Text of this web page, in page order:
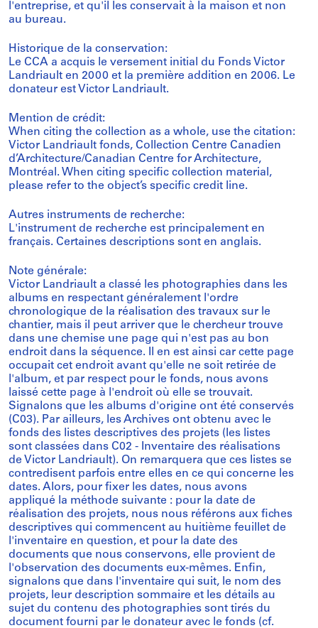
l'entreprise, et qu'il les conservait à la maison et non
au bureau.
Historique de la conservation:
Le CCA a acquis le versement initial du Fonds Victor
Landriault en 2000 et la première addition en 2006. Le
donateur est Victor Landriault.
Mention de crédit:
When citing the collection as a whole, use the citation:
Victor Landriault fonds, Collection Centre Canadien
d’Architecture/Canadian Centre for Architecture,
Montréal. When citing specific collection material,
please refer to the object’s specific credit line.
Autres instruments de recherche:
L'instrument de recherche est principalement en
français. Certaines descriptions sont en anglais.
Note générale:
Victor Landriault a classé les photographies dans les
albums en respectant généralement l'ordre
chronologique de la réalisation des travaux sur le
chantier, mais il peut arriver que le chercheur trouve
dans une chemise une page qui n'est pas au bon
endroit dans la séquence. Il en est ainsi car cette page
occupait cet endroit avant qu'elle ne soit retirée de
l'album, et par respect pour le fonds, nous avons
laissé cette page à l'endroit où elle se trouvait.
Signalons que les albums d'origine ont été conservés
(C03). Par ailleurs, les Archives ont obtenu avec le
fonds des listes descriptives des projets (les listes
sont classées dans C02 - Inventaire des réalisations
de Victor Landriault). On remarquera que ces listes se
contredisent parfois entre elles en ce qui concerne les
dates. Alors, pour fixer les dates, nous avons
appliqué la méthode suivante : pour la date de
réalisation des projets, nous nous référons aux fiches
descriptives qui commencent au huitième feuillet de
l'inventaire en question, et pour la date des
documents que nous conservons, elle provient de
l'observation des documents eux-mêmes. Enfin,
signalons que dans l'inventaire qui suit, le nom des
projets, leur description sommaire et les détails au
sujet du contenu des photographies sont tirés du
document fourni par le donateur avec le fonds (cf.